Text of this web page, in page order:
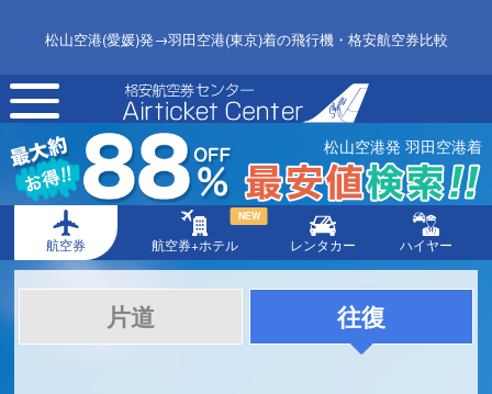
松山空港(愛媛)発→羽田空港(東京)着の飛行機・格安航空券比較
toggle
navigation
松山空港発 羽田空港着
航空券 航空券+ホテル
NEW
レンタカー ハイヤー
片道 往復